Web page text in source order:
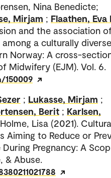
Nina Benedicte;
Mirjam ; Flaathen, Eva
and the association
a culturally diverse
Norway: A cross-
Midwifery (EJM). Vol. 6.
150009
; Lukasse, Mirjam ;
Berit ; Karlsen,
Lisa (2021).
Aiming to Reduce or
Pregnancy: A
& Abuse.